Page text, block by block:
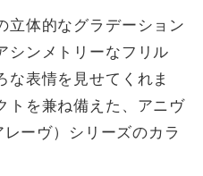
立体的なグラデーション
シンメトリーなフリル
な表情を見せてくれま
トを兼ね備えた、アニヴ
ーヴ）シリーズのカラ